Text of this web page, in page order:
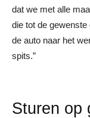
dat we met alle
die tot de
de auto naar het
spits.”
Sturen op